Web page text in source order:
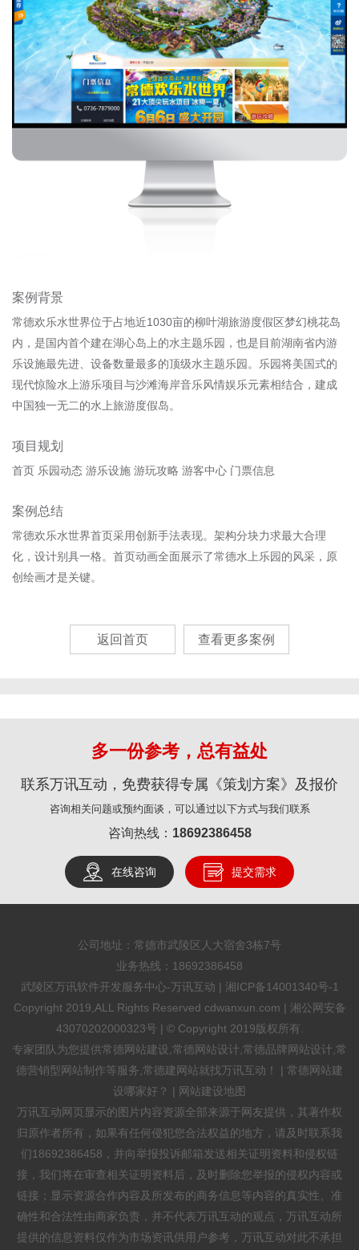
案例背景
常德欢乐水世界位于占地近1030亩的柳叶湖旅游度假区梦幻桃花岛
内，是国内首个建在湖心岛上的水主题乐园，也是目前湖南省内游
乐设施最先进、设备数量最多的顶级水主题乐园。乐园将美国式的
现代惊险水上游乐项目与沙滩海岸音乐风情娱乐元素相结合，建成
中国独一无二的水上旅游度假岛。
项目规划
首页 乐园动态 游乐设施 游玩攻略 游客中心 门票信息
案例总结
常德欢乐水世界首页采用创新手法表现。架构分块力求最大合理
化，设计别具一格。首页动画全面展示了常德水上乐园的风采，原
创绘画才是关键。
返回首页 查看更多案例
多一份参考，总有益处
联系万讯互动，免费获得专属《策划方案》及报价
咨询相关问题或预约面谈，可以通过以下方式与我们联系
咨询热线： 18692386458
在线咨询 提交需求
公司地址：常德市武陵区人大宿舍3栋7号
业务热线： 18692386458
武陵区万讯软件开发服务中心-万讯互动 | 湘ICP备14001340号-1
Copyright 2019,ALL Rights Reserved cdwanxun.com | 湘公网安备
43070202000323号 | © Copyright 2019版权所有.
专家团队为您提供常德网站建设 常德网站设计 ,常德品牌网站设计,常
德营销型网站制作等服务,常德建网站就找万讯互动！ | 常德网站建
设哪家好？ | 网站建设地图
万讯互动网页显示的图片内容资源全部来源于网友提供，其著作权
归原作者所有，如果有任何侵犯您合法权益的地方，请及时联系我
们18692386458，并向举报投诉邮箱发送相关证明资料和侵权链
接，我们将在审查相关证明资料后，及时删除您举报的侵权内容或
链接；显示资源合作内容及所发布的商务信息等内容的真实性、准
确性和合法性由商家负责，并不代表万讯互动的观点，万讯互动所
提供的信息资料仅作为市场资讯供用户参考，万讯互动对此不承担